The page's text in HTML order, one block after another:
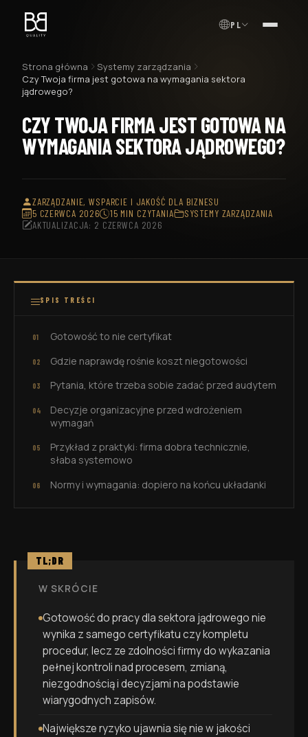
PL MENU
Strona główna
Systemy zarządzania
Czy Twoja firma jest gotowa na wymagania sektora
jądrowego?
CZY TWOJA FIRMA JEST GOTOWA NA
WYMAGANIA SEKTORA JĄDROWEGO?
ZARZĄDZANIE, WSPARCIE I JAKOŚĆ DLA BIZNESU
5 CZERWCA 2026
15 MIN CZYTANIA
SYSTEMY ZARZĄDZANIA
AKTUALIZACJA: 2 CZERWCA 2026
SPIS TREŚCI
Gotowość to nie certyfikat
Gdzie naprawdę rośnie koszt niegotowości
Pytania, które trzeba sobie zadać przed audytem
Decyzje organizacyjne przed wdrożeniem
wymagań
Przykład z praktyki: firma dobra technicznie,
słaba systemowo
Normy i wymagania: dopiero na końcu układanki
TL;DR
W SKRÓCIE
Gotowość do pracy dla sektora jądrowego nie
wynika z samego certyfikatu czy kompletu
procedur, lecz ze zdolności firmy do wykazania
pełnej kontroli nad procesem, zmianą,
niezgodnością i decyzjami na podstawie
wiarygodnych zapisów.
Największe ryzyko ujawnia się nie w jakości